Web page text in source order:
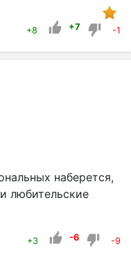
+8 +7 -1
наберется,
любительские
+3 -6 -9